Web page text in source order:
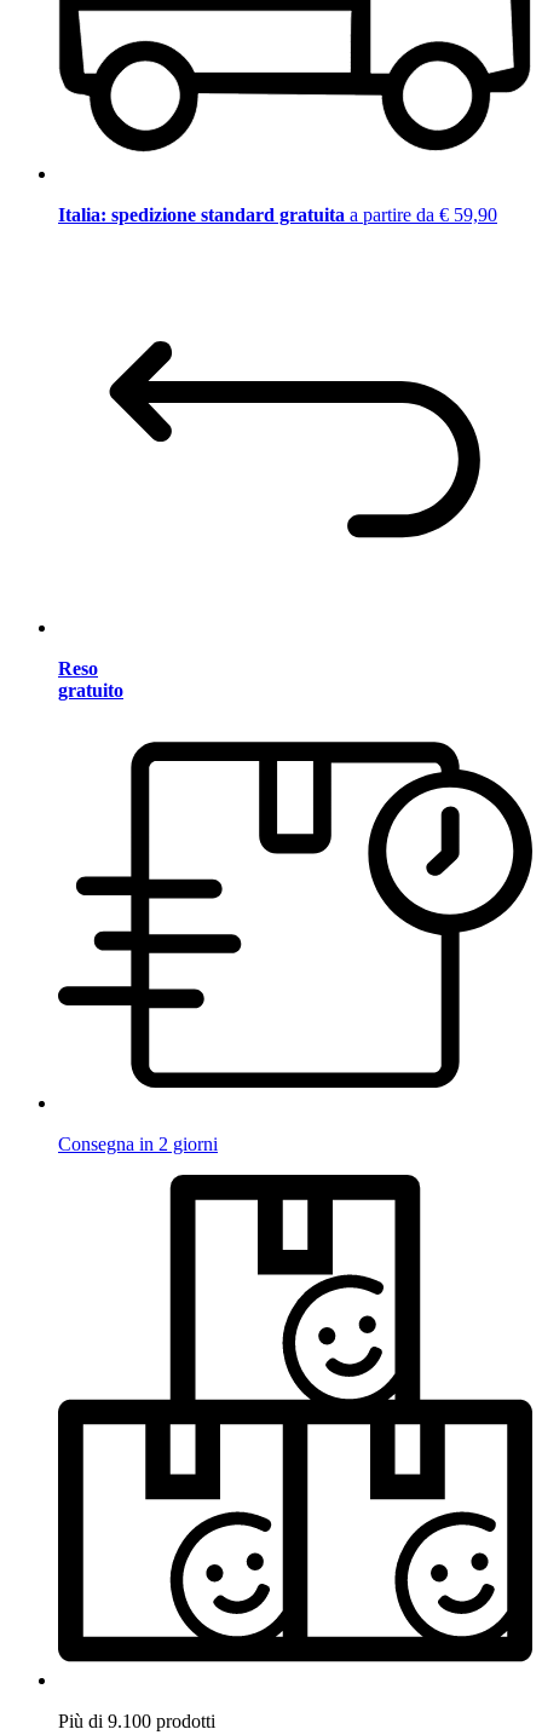
Italia: spedizione standard gratuita a partire da € 59,90
Reso
gratuito
Consegna in 2 giorni
Più di 9.100 prodotti